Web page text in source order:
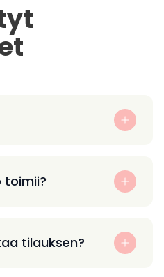
toimii?
tilauksen?